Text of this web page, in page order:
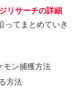
リサーチの詳細
ってまとめていき
モン捕獲方法
方法